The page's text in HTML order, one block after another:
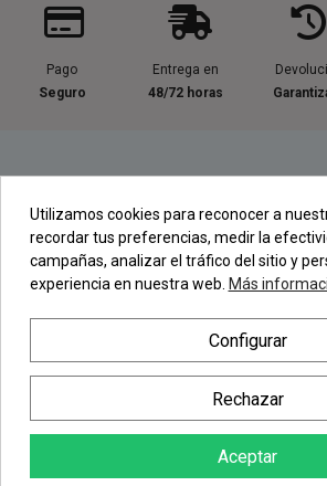
Pago
Seguro
Entrega en
48/72 horas
Contacta con nosotros
Regístrate en nuestra Newsletter
Newsletter
Utilizamos cookies para reconocer a
recordar tus preferencias, medir la
campañas, analizar el tráfico del sitio y
experiencia en nuestra web. Más
Configurar
Rechazar
Aceptar